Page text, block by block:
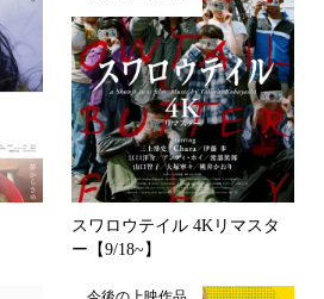
スワロウテイル 4Kリマスタ
ー【9/18~】